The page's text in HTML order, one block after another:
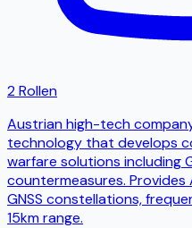
2 Rollen
Austrian high-tech
technology that develops
warfare solutions including
countermeasures. Provides
GNSS constellations,
15km range.